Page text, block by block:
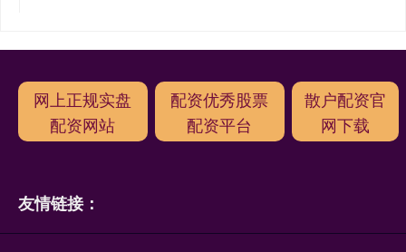
网上正规实盘
配资网站
配资优秀股票
配资平台
散户配资官
网下载
友情链接：